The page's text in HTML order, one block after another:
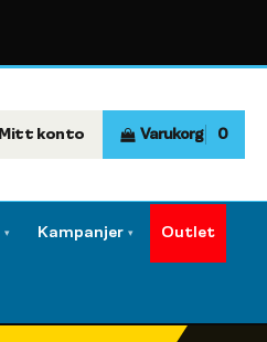
konto Varukorg 0
▾ Kampanjer ▾ Outlet